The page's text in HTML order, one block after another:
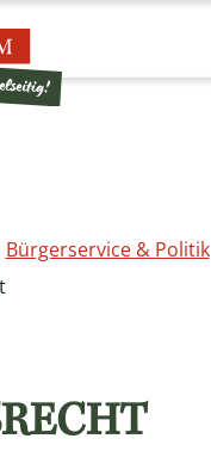
Bürgerservice & Politik